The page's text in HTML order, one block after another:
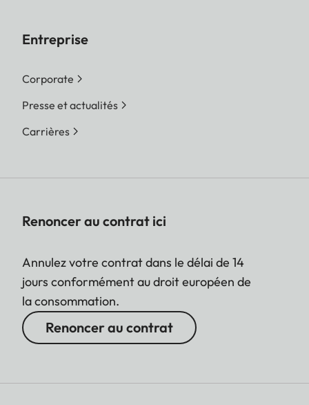
Entreprise
Corporate
Presse et actualités
Carrières
Renoncer au contrat ici
Annulez votre contrat dans le délai de 14
jours conformément au droit européen de
la consommation.
Renoncer au contrat